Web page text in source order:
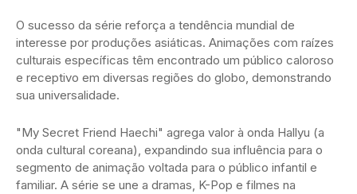
O sucesso da série reforça a tendência mundial de
interesse por produções asiáticas. Animações com raízes
culturais específicas têm encontrado um público caloroso
e receptivo em diversas regiões do globo, demonstrando
sua universalidade.
"My Secret Friend Haechi" agrega valor à onda Hallyu (a
onda cultural coreana), expandindo sua influência para o
segmento de animação voltada para o público infantil e
familiar. A série se une a dramas, K-Pop e filmes na